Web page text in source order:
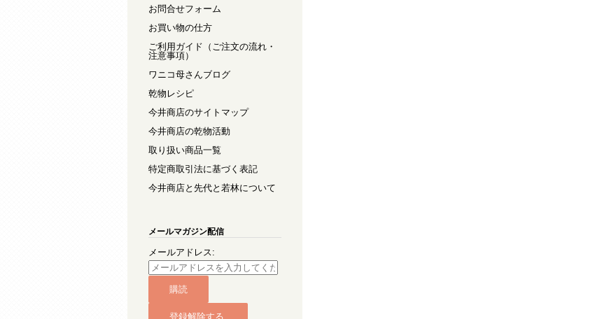
お問合せフォーム
お買い物の仕方
ご利用ガイド（ご注文の流れ・
注意事項）
ワニコ母さんブログ
乾物レシピ
今井商店のサイトマップ
今井商店の乾物活動
取り扱い商品一覧
特定商取引法に基づく表記
今井商店と先代と若林について
メールマガジン配信
メールアドレス: